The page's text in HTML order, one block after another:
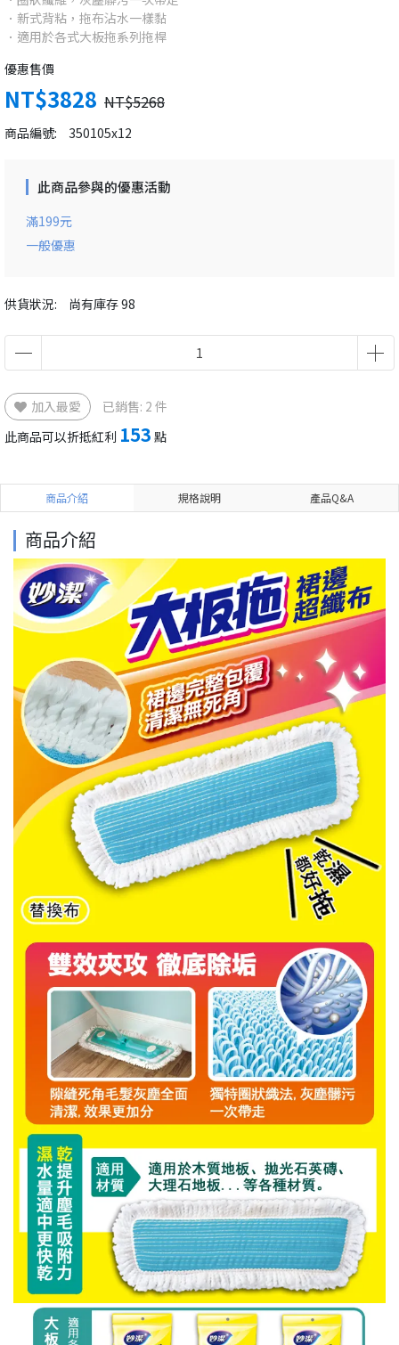
．新式背粘，拖布沾水一樣黏
．適用於各式大板拖系列拖桿
優惠售價
NT$3828 NT$5268
商品編號: 350105x12
供貨狀況: 尚有庫存 98
此商品參與的優惠活動
滿199元
一般優惠
加入最愛
已銷售: 2 件
此商品可以折抵紅利 153 點
商品介紹 規格說明 產品Q&A
商品介紹